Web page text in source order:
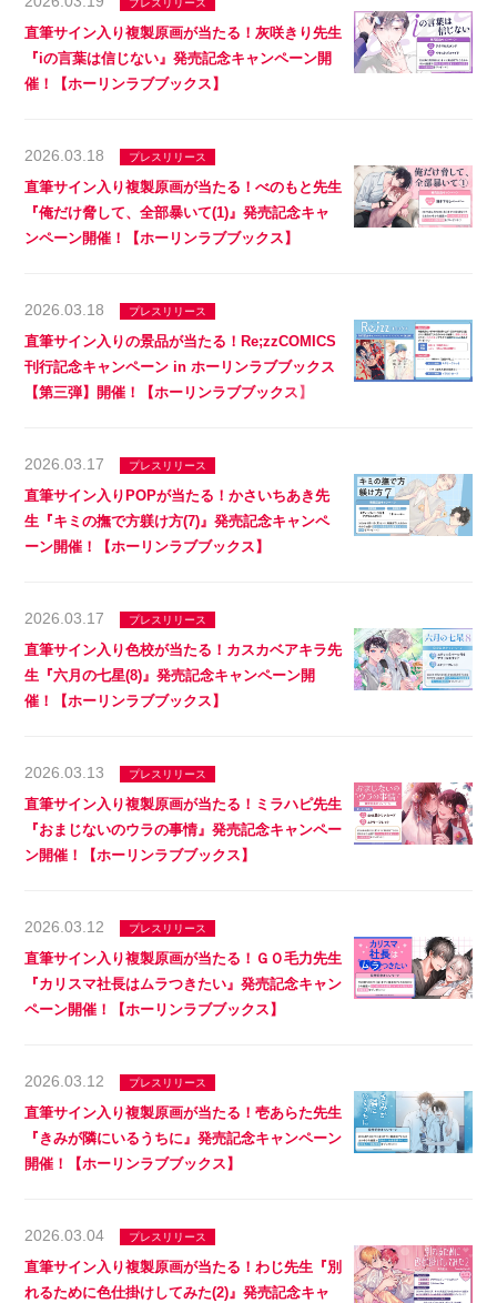
直筆サイン入り複製原画が当たる！灰咲きり先生
『iの言葉は信じない』発売記念キャンペーン開
催！【ホーリンラブブックス】
2026.03.18 プレスリリース
直筆サイン入り複製原画が当たる！べのもと先生
『俺だけ脅して、全部暴いて(1)』発売記念キャ
ンペーン開催！【ホーリンラブブックス】
2026.03.18 プレスリリース
直筆サイン入りの景品が当たる！Re;zzCOMICS
刊行記念キャンペーン in ホーリンラブブックス
【第三弾】開催！【ホーリンラブブックス】
2026.03.17 プレスリリース
直筆サイン入りPOPが当たる！かさいちあき先
生『キミの撫で方躾け方(7)』発売記念キャンペ
ーン開催！【ホーリンラブブックス】
2026.03.17 プレスリリース
直筆サイン入り色校が当たる！カスカベアキラ先
生『六月の七星(8)』発売記念キャンペーン開
催！【ホーリンラブブックス】
2026.03.13 プレスリリース
直筆サイン入り複製原画が当たる！ミラハピ先生
『おまじないのウラの事情』発売記念キャンペー
ン開催！【ホーリンラブブックス】
2026.03.12 プレスリリース
直筆サイン入り複製原画が当たる！ＧＯ毛力先生
『カリスマ社長はムラつきたい』発売記念キャン
ペーン開催！【ホーリンラブブックス】
2026.03.12 プレスリリース
直筆サイン入り複製原画が当たる！壱あらた先生
『きみが隣にいるうちに』発売記念キャンペーン
開催！【ホーリンラブブックス】
2026.03.04 プレスリリース
直筆サイン入り複製原画が当たる！わじ先生『別
れるために色仕掛けしてみた(2)』発売記念キャ